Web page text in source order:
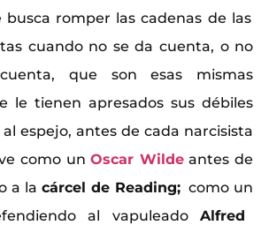
busca romper las cadenas de las
cuando no se da cuenta, o no
que son esas mismas
le tienen apresados sus débiles
espejo, antes de cada narcisista
como unOscar Wildeantes de
a la cárcel de Reading;como un
al vapuleado Alfred